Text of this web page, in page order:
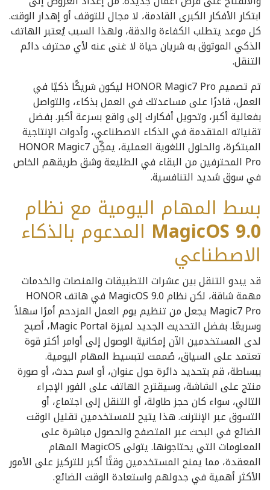
ابتكار الأفكار الكبرى القادمة، لا مجال للتوقف أو إهدار الوقت.
كل موعد يتطلب الكفاءة والدقة، ولهذا السبب يُعتبر الهاتف
الذكي الموثوق به شريان حياة لا غنى عنه لأي محترف دائم
التنقل.
تم تصميم HONOR Magic7 Pro ليكون شريكًا ذكيًا في
العمل، قادرًا على مساعدتك في العمل بذكاء، والتواصل
بفعالية أكبر، وتحويل أفكارك إلى واقع بسرعة أكبر. بفضل
تقنياته المتقدمة في الذكاء الاصطناعي، وأدوات الإنتاجية
المبتكرة، والحلول اللغوية العملية، يمكِّن HONOR Magic7
Pro المحترفين من البقاء في الطليعة وشق طريقهم الخاص
في سوق شديد التنافسية.
بسط المهام اليومية مع نظام
MagicOS 9.0 المدعوم بالذكاء
الاصطناعي
قد يبدو التنقل بين عشرات التطبيقات والمنصات والخدمات
مهمة شاقة، لكن نظام MagicOS 9.0 في هاتف HONOR
Magic7 Pro يجعل من تنظيم يوم العمل المزدحم أمرًا سهلاً
وسريعًا. بفضل التحديث الجديد لميزة Magic Portal، أصبح
لدى المستخدمين الآن إمكانية الوصول إلى أوامر أكثر قوة
تعتمد على السياق، صُممت لتبسيط المهام اليومية.
ببساطة، قم بتحديد دائرة حول عنوان، أو اسم حدث، أو صورة
منتج على الشاشة، وسيقترح الهاتف على الفور الإجراء
التالي، سواء كان حجز طاولة، أو التنقل إلى اجتماع، أو
التسوق عبر الإنترنت. هذا يتيح للمستخدمين تقليل الوقت
الضائع في البحث عبر المتصفح والحصول مباشرة على
المعلومات التي يحتاجونها. يتولى MagicOS المهام
المعقدة، مما يمنح المستخدمين وقتًا أكبر للتركيز على الأمور
الأكثر أهمية في جدولهم واستعادة الوقت الضائع.